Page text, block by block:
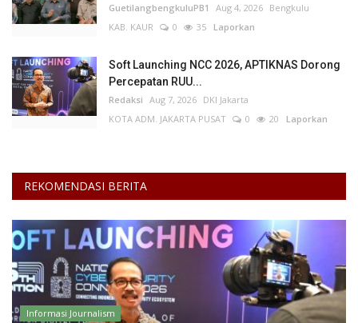
GuetilangbengkuluPB1 Aug 4, 2026 Bengkulu
KAB. KAUR
0 35 Laporkan
Soft Launching NCC 2026, APTIKNAS Dorong
Percepatan RUU...
Redaksi Aug 7, 2026 DKI Jakarta
KOTA ADM. JAKARTA PUSAT
0 20 Laporkan
REKOMENDASI BERITA
Informasi Journalism